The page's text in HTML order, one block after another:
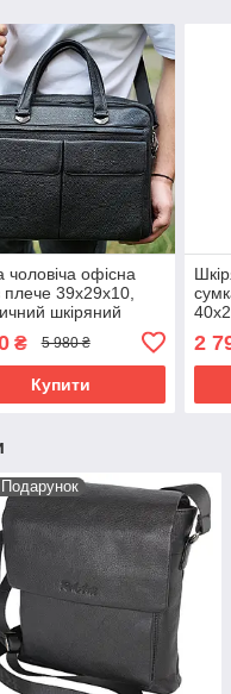
чоловіча офісна
плече 39х29х10,
шкіряний
для навання,
₴ 5 980 ₴
Купити
2
Подарунок